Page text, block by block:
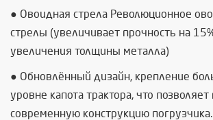
● Овоидная стрела Революционное
стрелы (увеличивает прочность на
увеличения толщины металла)
● Обновлённый дизайн, крепление
уровне капота трактора, что позволяет
современную конструкцию погрузчика.